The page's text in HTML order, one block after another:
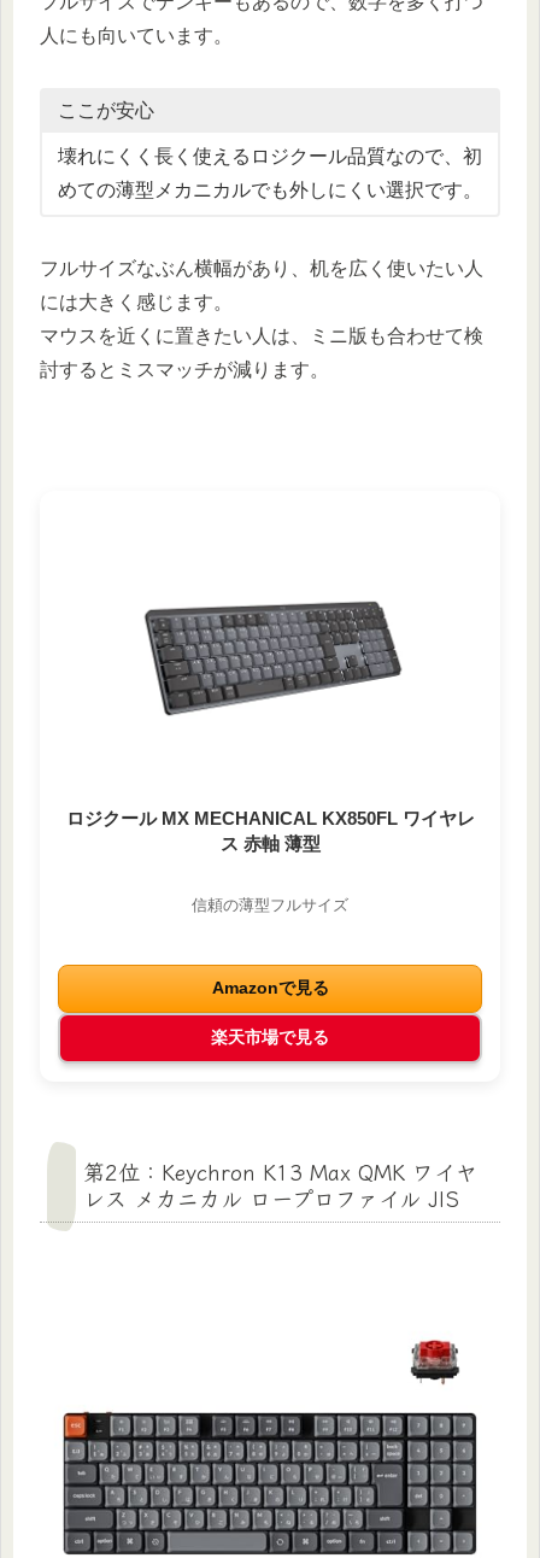
人にも向いています。
ここが安心
壊れにくく長く使えるロジクール品質なので、初
めての薄型メカニカルでも外しにくい選択です。
フルサイズなぶん横幅があり、机を広く使いたい人
には大きく感じます。
マウスを近くに置きたい人は、ミニ版も合わせて検
討するとミスマッチが減ります。
ロジクール MX MECHANICAL KX850FL ワイヤレ
ス 赤軸 薄型
信頼の薄型フルサイズ
Amazonで見る
楽天市場で見る
第2位：Keychron K13 Max QMK ワイヤ
レス メカニカル ロープロファイル JIS